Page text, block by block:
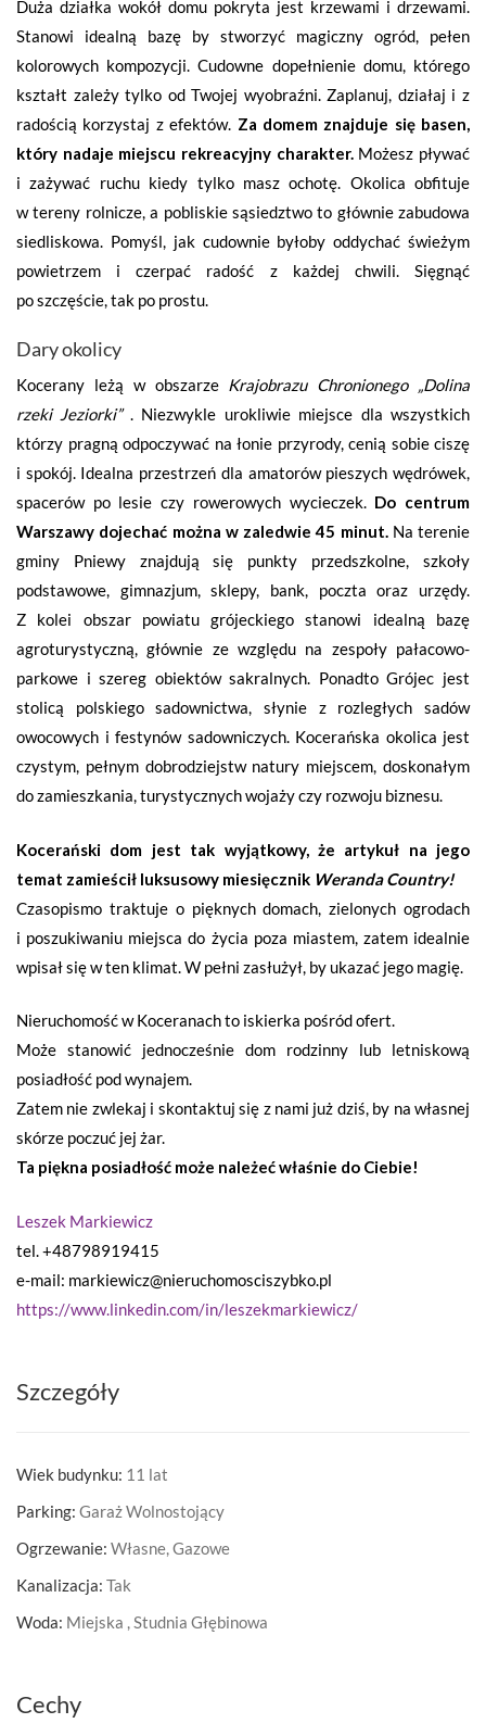
Duża działka wokół domu pokryta jest krzewami i drzewami.
Stanowi idealną bazę by stworzyć magiczny ogród, pełen
kolorowych kompozycji. Cudowne dopełnienie domu, którego
kształt zależy tylko od Twojej wyobraźni. Zaplanuj, działaj i z
radością korzystaj z efektów. Za domem znajduje się basen,
który nadaje miejscu rekreacyjny charakter. Możesz pływać
i zażywać ruchu kiedy tylko masz ochotę. Okolica obfituje
w tereny rolnicze, a pobliskie sąsiedztwo to głównie zabudowa
siedliskowa. Pomyśl, jak cudownie byłoby oddychać świeżym
powietrzem i czerpać radość z każdej chwili. Sięgnąć
po szczęście, tak po prostu.
Dary okolicy
Kocerany leżą w obszarze Krajobrazu Chronionego „Dolina
rzeki Jeziorki”. Niezwykle urokliwie miejsce dla wszystkich
którzy pragną odpoczywać na łonie przyrody, cenią sobie ciszę
i spokój. Idealna przestrzeń dla amatorów pieszych wędrówek,
spacerów po lesie czy rowerowych wycieczek. Do centrum
Warszawy dojechać można w zaledwie 45 minut.Na terenie
gminy Pniewy znajdują się punkty przedszkolne, szkoły
podstawowe, gimnazjum, sklepy, bank, poczta oraz urzędy.
Z kolei obszar powiatu grójeckiego stanowi idealną bazę
agroturystyczną, głównie ze względu na zespoły pałacowo-
parkowe i szereg obiektów sakralnych. Ponadto Grójec jest
stolicą polskiego sadownictwa, słynie z rozległych sadów
owocowych i festynów sadowniczych. Kocerańska okolica jest
czystym, pełnym dobrodziejstw natury miejscem, doskonałym
do zamieszkania, turystycznych wojaży czy rozwoju biznesu.
Kocerański dom jest tak wyjątkowy, że artykuł na jego
temat zamieścił luksusowy miesięcznik Weranda Country!
Czasopismo traktuje o pięknych domach, zielonych ogrodach
i poszukiwaniu miejsca do życia poza miastem, zatem idealnie
wpisał się w ten klimat. W pełni zasłużył, by ukazać jego magię.
Nieruchomość w Koceranach to iskierka pośród ofert.
Może stanowić jednocześnie dom rodzinny lub letniskową
posiadłość pod wynajem.
Zatem nie zwlekaj i skontaktuj się z nami już dziś, by na własnej
skórze poczuć jej żar.
Ta piękna posiadłość może należeć właśnie do Ciebie!
Leszek Markiewicz
tel. +48798919415
e-mail: markiewicz@nieruchomosciszybko.pl
https://www.linkedin.com/in/leszekmarkiewicz/
Szczegóły
Wiek budynku: 11 lat
Parking: Garaż Wolnostojący
Ogrzewanie: Własne, Gazowe
Kanalizacja: Tak
Woda: Miejska , Studnia Głębinowa
Cechy